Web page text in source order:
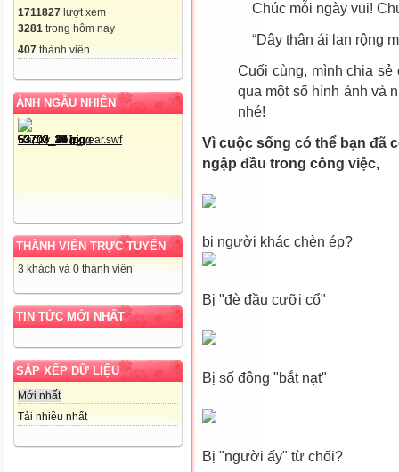
1711827 lượt xem
3281 trong hôm nay
407 thành viên
ẢNH NGẪU NHIÊN
THÀNH VIÊN TRỰC TUYẾN
3 khách và 0 thành viên
TIN TỨC MỚI NHẤT
SẮP XẾP DỮ LIỆU
Mới nhất
Tải nhiều nhất
Chúc mỗi ngày vui!
“Dây thân ái lan rộng
Cuối cùng, mình chia
qua một số hình ảnh và
nhé!
Vì cuộc sống có thể bạn đã
ngập đầu trong công việc,
bị người khác chèn ép?
Bị "đè đầu cưỡi cổ"
Bị số đông "bắt nạt"
Bị "người ấy" từ chối?